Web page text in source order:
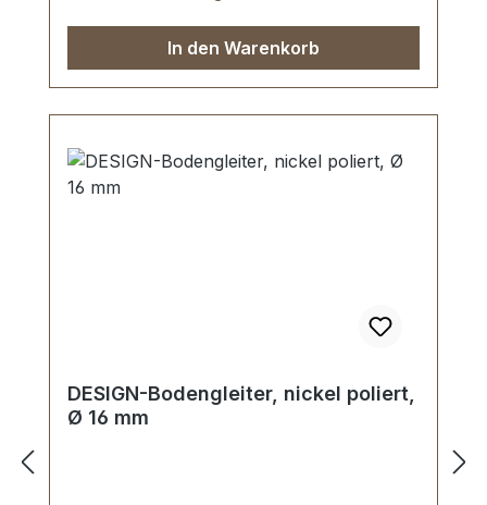
In den Warenkorb
DESIGN-Bodengleiter, nickel poliert,
Ø 16 mm